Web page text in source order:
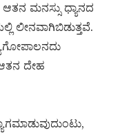
ಆತನ ಮನಸ್ಸು ಧ್ಯಾನದ
ಲೀನವಾಗಿಬಿಡುತ್ತವೆ.
ಆತನ ದೇಹ